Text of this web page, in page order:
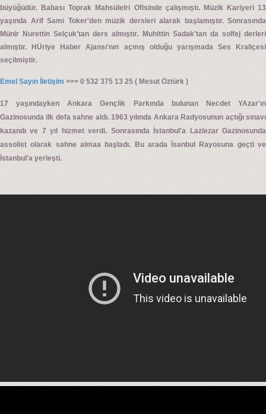
büyüğüdür. Babası Toprak Mahsülelri Ofisinde çalışmıştı. Müzik Kariyeri 13
yaşında Arif Sami Toker'den müzik dersleri alarak başlamıştır. Sonrasında
Münir Nurettin Selçuk'tan ders almıştır. Muhittin Sadak'tan da solfej derleri
almıştır. HÜriye Haber Ajansı'nın açmış olduğu yarışmada Ses Kraliçesi
seçilmiştir.
Emel Sayın İletişim >>> 0 532 375 13 25 ( Mesut Öztürk )
17 yaşındayken Ankara Gençlik Parkında bulunan Necdet YAzar'ın
Gazinosunda ilk defa sahne aldı. 1963 yılında Ankara Radyosunun açtığı sınavı
kazandı ve 7 yıl hizmet verdi. Sonrasında İstanbul'a Lazlezar Gazinosunda
assolist olarak sahne almaa başladı. Bu arada İsanbul Rayosuna geçti ve
İstanbul'a yerleşti.